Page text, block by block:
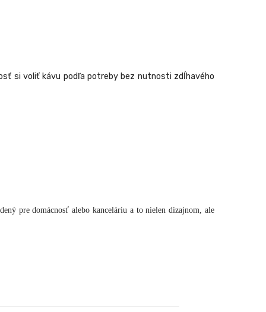
si voliť kávu podľa potreby bez nutnosti zdĺhavého
pre domácnosť alebo kanceláriu a to nielen dizajnom, ale